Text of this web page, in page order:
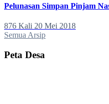
Pelunasan Simpan Pinjam
876 Kali 20 Mei 2018
Semua Arsip
Peta Desa